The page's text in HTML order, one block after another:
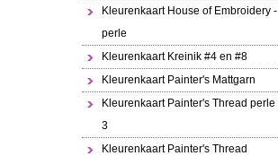
Kleurenkaart House of Embroidery -
perle
Kleurenkaart Kreinik #4 en #8
Kleurenkaart Painter's Mattgarn
Kleurenkaart Painter's Thread perle
3
Kleurenkaart Painter's Thread